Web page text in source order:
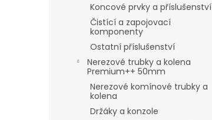
Koncové prvky a příslušenství
Čistící a zapojovací
komponenty
Ostatní příslušenství
Nerezové trubky a kolena
Premium++ 50mm
Nerezové komínové trubky a
kolena
Držáky a konzole